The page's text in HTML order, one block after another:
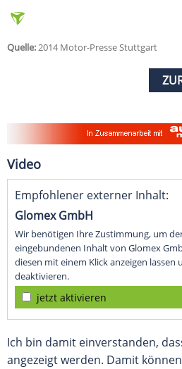
Quelle:2014 Motor-Presse Stuttgart
Video
Empfohlener externer Inhalt:
Glomex GmbH
Wir benötigen Ihre Zustimmung, um
eingebundenen Inhalt von Glomex
diesen mit einem Klick anzeigen lassen
deaktivieren.
jetzt aktivieren
Ich bin damit einverstanden,
angezeigt werden. Damit